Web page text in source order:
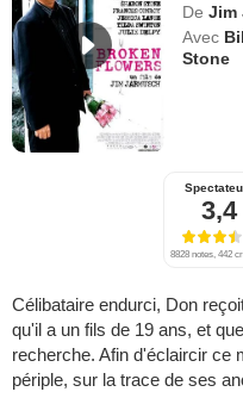
De Jim
Avec
Stone
3,4
8828 notes, 442
Célibataire endurci, Don
qu'il a un fils de 19 ans, et
recherche. Afin d'éclaircir ce
périple, sur la trace de ses